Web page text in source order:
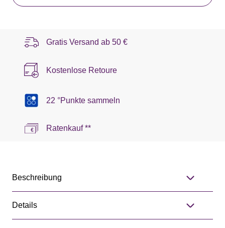
Gratis Versand ab 50 €
Kostenlose Retoure
22 °Punkte sammeln
Ratenkauf **
Beschreibung
Details